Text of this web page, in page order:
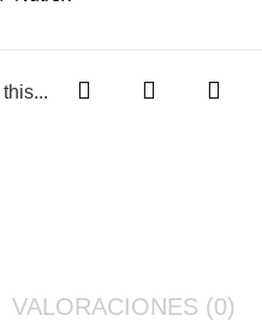
VALORACIONES (0)